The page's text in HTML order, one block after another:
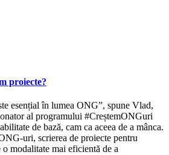
proiecte?
esențial în lumea ONG”, spune Vlad,
al programului #CreștemONGuri
de bază, cam ca aceea de a mânca.
uri, scrierea de proiecte pentru
modalitate mai eficientă de a